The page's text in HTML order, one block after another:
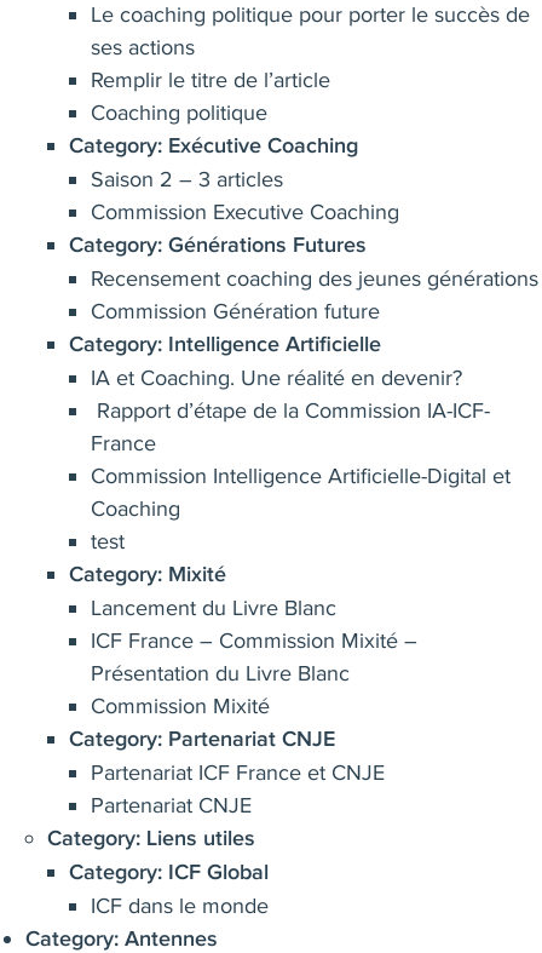
Le coaching politique pour porter le succès de
ses actions
Remplir le titre de l’article
Coaching politique
Category: Exécutive Coaching
Saison 2 – 3 articles
Commission Executive Coaching
Category: Générations Futures
Recensement coaching des jeunes générations
Commission Génération future
Category: Intelligence Artificielle
IA et Coaching. Une réalité en devenir?
Rapport d’étape de la Commission IA-ICF-
France
Commission Intelligence Artificielle-Digital et
Coaching
test
Category: Mixité
Lancement du Livre Blanc
ICF France – Commission Mixité –
Présentation du Livre Blanc
Commission Mixité
Category: Partenariat CNJE
Partenariat ICF France et CNJE
Partenariat CNJE
Category: Liens utiles
Category: ICF Global
ICF dans le monde
Category: Antennes